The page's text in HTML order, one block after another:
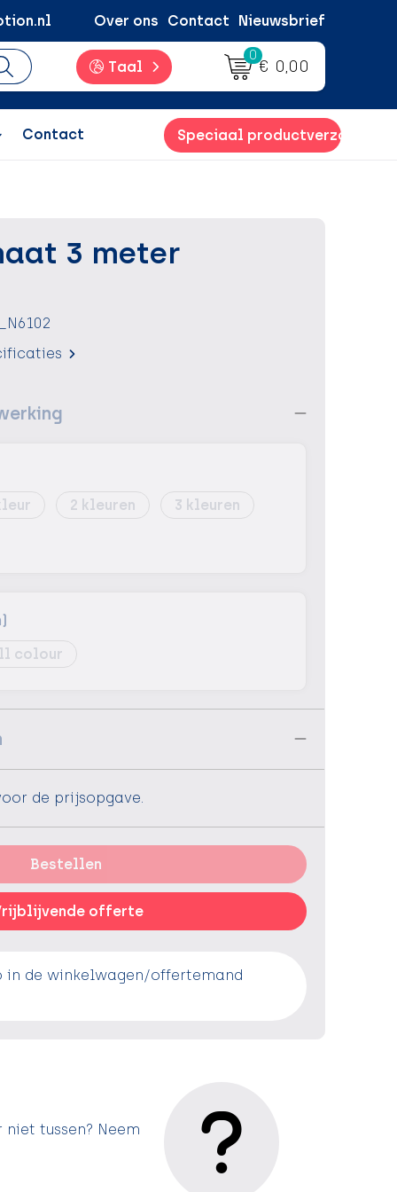
Over ons Contact Nieuwsbrief
Taal
0
€ 0,00
Contact Speciaal productverzoek
3 meter
2
3
colour
de prijsopgave.
Bestellen
offerte
in de winkelwagen/offertemand
tussen? Neem